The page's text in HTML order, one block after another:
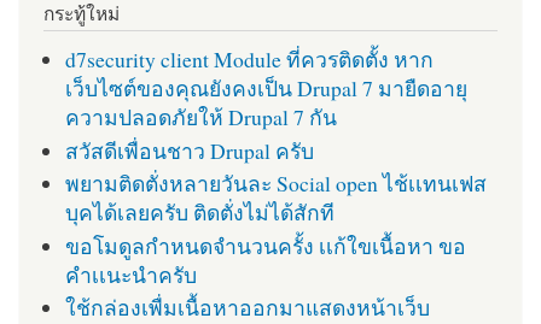
กระทู้ใหม่
d7security client Module ที่ควรติดตั้ง หาก
เว็บไซต์ของคุณยังคงเป็น Drupal 7 มายืดอายุ
ความปลอดภัยให้ Drupal 7 กัน
สวัสดีเพื่อนชาว Drupal ครับ
พยามติดตั่งหลายวันละ Social open ไช้เเทนเฟส
บุคได้เลยครับ ติดตั่งไม่ได้สักที
ขอโมดูลกำหนดจำนวนครั้ง เเก้ใขเนื้อหา ขอ
คำเเนะนำครับ
ใช้กล่องเพื่มเนื้อหาออกมาแสดงหน้าเว็บ